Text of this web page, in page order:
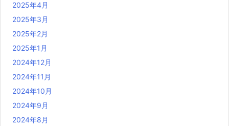
2025年4月
2025年3月
2025年2月
2025年1月
2024年12月
2024年11月
2024年10月
2024年9月
2024年8月